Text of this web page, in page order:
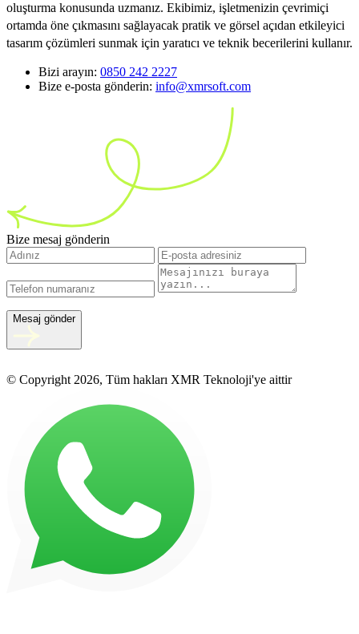
oluşturma konusunda uzmanız. Ekibimiz, işletmenizin çevrimiçi
ortamda öne çıkmasını sağlayacak pratik ve görsel açıdan etkileyici
tasarım çözümleri sunmak için yaratıcı ve teknik becerilerini kullanır.
Bizi arayın: 0850 242 2227
Bize e-posta gönderin: info@xmrsoft.com
Bize mesaj gönderin
Mesaj gönder
© Copyright 2026, Tüm hakları XMR Teknoloji'ye aittir